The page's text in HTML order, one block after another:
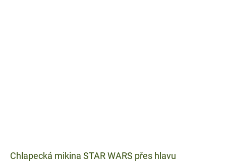
Chlapecká mikina STAR WARS přes hlavu